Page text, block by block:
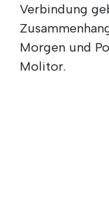
Verbindung
Morgen und
Molitor.